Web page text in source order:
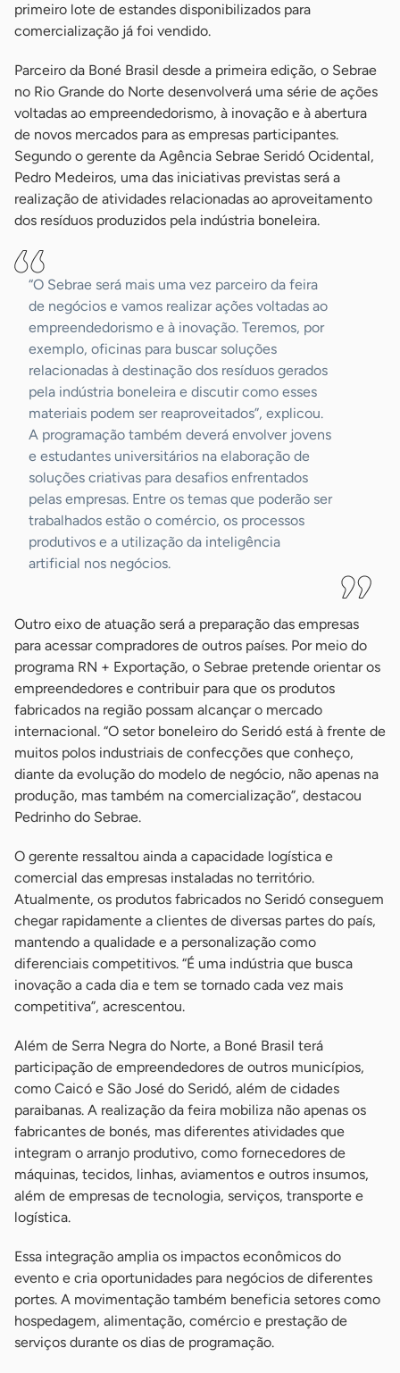
primeiro lote de estandes disponibilizados para
comercialização já foi vendido.
Parceiro da Boné Brasil desde a primeira edição, o Sebrae
no Rio Grande do Norte desenvolverá uma série de ações
voltadas ao empreendedorismo, à inovação e à abertura
de novos mercados para as empresas participantes.
Segundo o gerente da Agência Sebrae Seridó Ocidental,
Pedro Medeiros, uma das iniciativas previstas será a
realização de atividades relacionadas ao aproveitamento
dos resíduos produzidos pela indústria boneleira.
“O Sebrae será mais uma vez parceiro da feira
de negócios e vamos realizar ações voltadas ao
empreendedorismo e à inovação. Teremos, por
exemplo, oficinas para buscar soluções
relacionadas à destinação dos resíduos gerados
pela indústria boneleira e discutir como esses
materiais podem ser reaproveitados”, explicou.
A programação também deverá envolver jovens
e estudantes universitários na elaboração de
soluções criativas para desafios enfrentados
pelas empresas. Entre os temas que poderão ser
trabalhados estão o comércio, os processos
produtivos e a utilização da inteligência
artificial nos negócios.
Outro eixo de atuação será a preparação das empresas
para acessar compradores de outros países. Por meio do
programa RN + Exportação, o Sebrae pretende orientar os
empreendedores e contribuir para que os produtos
fabricados na região possam alcançar o mercado
internacional. “O setor boneleiro do Seridó está à frente de
muitos polos industriais de confecções que conheço,
diante da evolução do modelo de negócio, não apenas na
produção, mas também na comercialização”, destacou
Pedrinho do Sebrae.
O gerente ressaltou ainda a capacidade logística e
comercial das empresas instaladas no território.
Atualmente, os produtos fabricados no Seridó conseguem
chegar rapidamente a clientes de diversas partes do país,
mantendo a qualidade e a personalização como
diferenciais competitivos. “É uma indústria que busca
inovação a cada dia e tem se tornado cada vez mais
competitiva”, acrescentou.
Além de Serra Negra do Norte, a Boné Brasil terá
participação de empreendedores de outros municípios,
como Caicó e São José do Seridó, além de cidades
paraibanas. A realização da feira mobiliza não apenas os
fabricantes de bonés, mas diferentes atividades que
integram o arranjo produtivo, como fornecedores de
máquinas, tecidos, linhas, aviamentos e outros insumos,
além de empresas de tecnologia, serviços, transporte e
logística.
Essa integração amplia os impactos econômicos do
evento e cria oportunidades para negócios de diferentes
portes. A movimentação também beneficia setores como
hospedagem, alimentação, comércio e prestação de
serviços durante os dias de programação.